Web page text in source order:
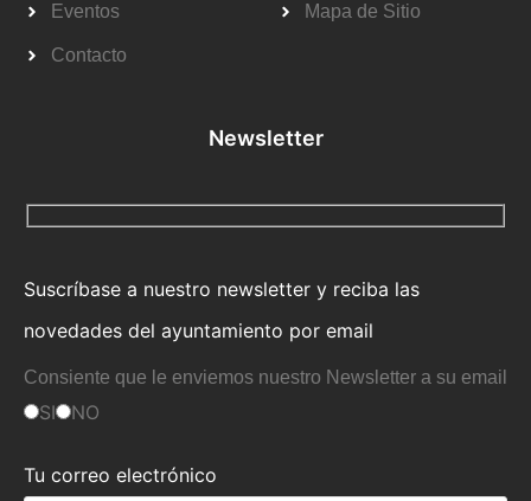
Eventos
Contacto
Mapa de Sitio
Newsletter
Suscríbase a nuestro newsletter y reciba las
novedades del ayuntamiento por email
Consiente que le enviemos nuestro Newsletter a su email
SI NO
Tu correo electrónico